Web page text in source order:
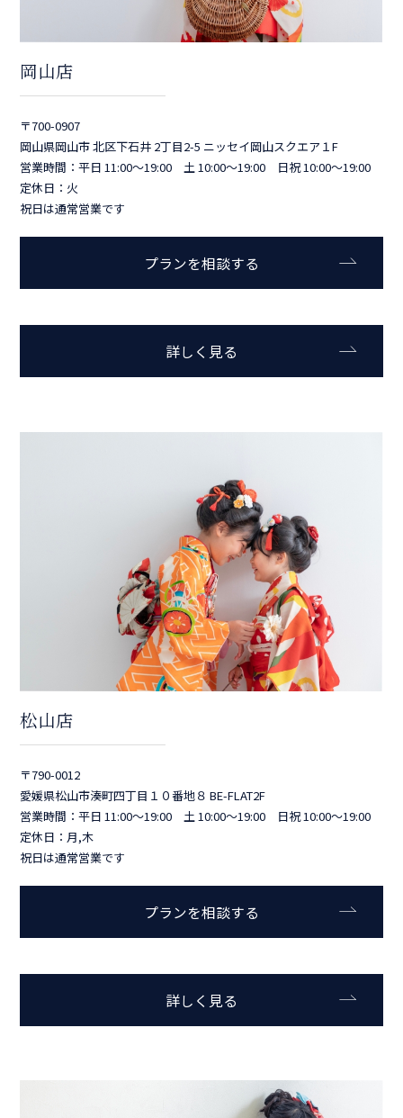
岡山店
〒700-0907
岡山県岡山市 北区下石井 2丁目2-5 ニッセイ岡山スクエア１F
営業時間：平日 11:00～19:00 土 10:00～19:00 日祝 10:00～19:00
定休日：火
祝日は通常営業です
プランを相談する
詳しく見る
松山店
〒790-0012
愛媛県松山市湊町四丁目１０番地８ BE-FLAT2F
営業時間：平日 11:00～19:00 土 10:00～19:00 日祝 10:00～19:00
定休日：月,木
祝日は通常営業です
プランを相談する
詳しく見る